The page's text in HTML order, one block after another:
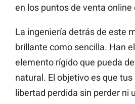
en los puntos de venta
La ingeniería detrás de este
brillante como sencilla. Han
elemento rígido que pueda
natural. El objetivo es que
libertad perdida sin perder ni